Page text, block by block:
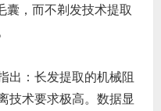
囊，而不剃发技术提取
出：长发提取的机械阻
技术要求极高。数据显